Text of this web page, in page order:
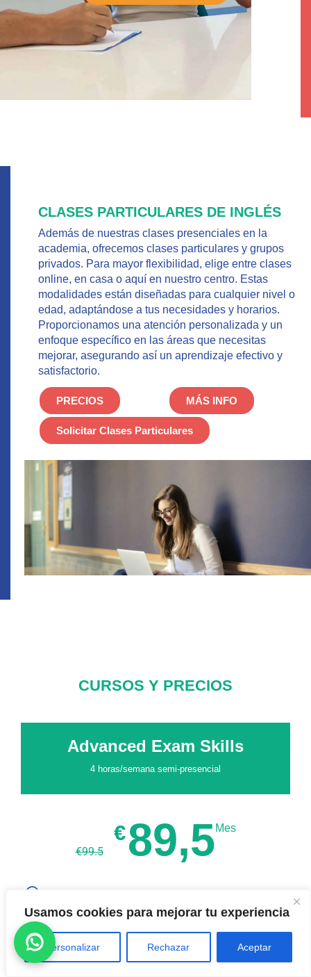
Usamos cookies para mejorar tu experiencia
Personalizar Rechazar Aceptar
CLASES PARTICULARES DE INGLÉS
Además de nuestras clases presenciales en la
academia, ofrecemos clases particulares y grupos
privados. Para mayor flexibilidad, elige entre clases
online, en casa o aquí en nuestro centro. Estas
modalidades están diseñadas para cualquier nivel o
edad, adaptándose a tus necesidades y horarios.
Proporcionamos una atención personalizada y un
enfoque específico en las áreas que necesitas
mejorar, asegurando así un aprendizaje efectivo y
satisfactorio.
PRECIOS MÁS INFO
Solicitar Clases Particulares
CURSOS Y PRECIOS
Advanced Exam Skills
4 horas/semana semi-presencial
€99.5
€89,5Mes
Preparación del examen oficial